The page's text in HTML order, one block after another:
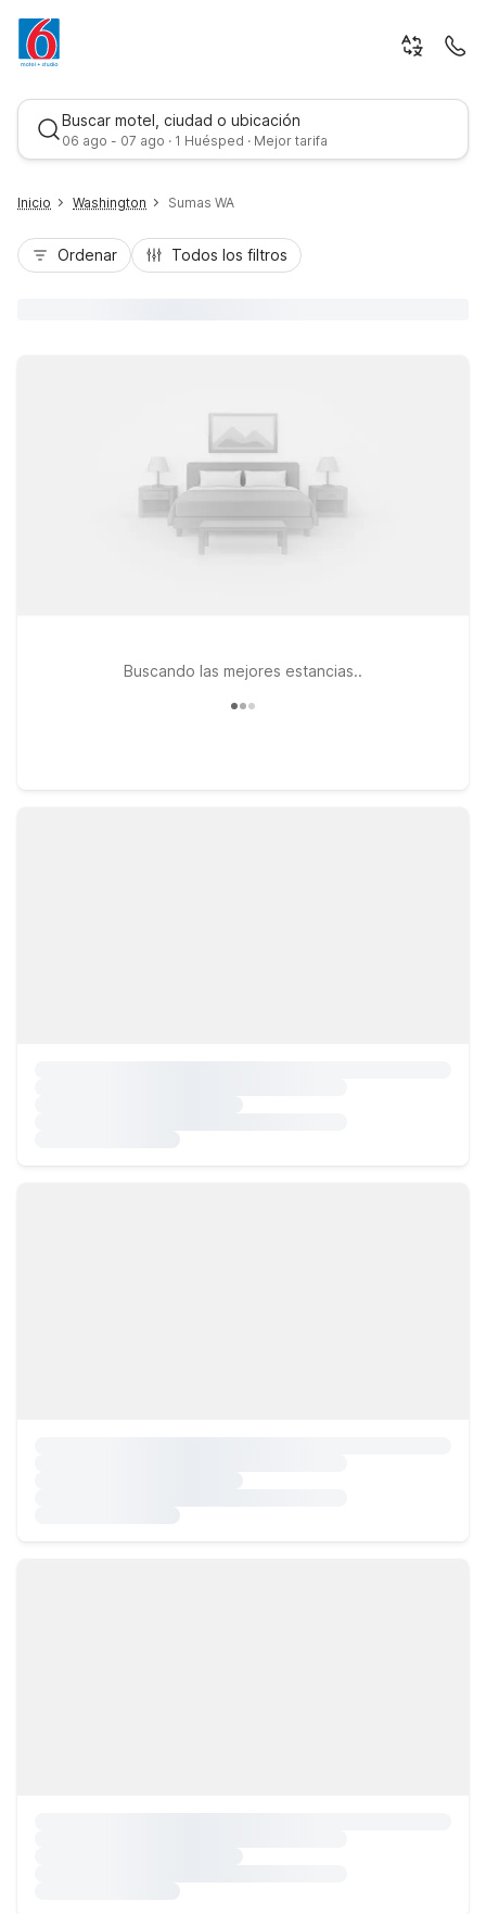
Buscar motel, ciudad o ubicación
06 ago - 07 ago · 1 Huésped · Mejor tarifa
Inicio Washington Sumas WA
Ordenar Todos los filtros
Buscando las mejores estancias..